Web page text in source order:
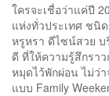
ใครจะเชื่อว่าแค่ปี
แห่งทั่วประเทศ ชนิ
หรูหรา ดีไซน์สวย บ
ดี ที่ให้ความรู้สึกรา
หมุดไว้พักผ่อน ไม่ว่
แบบ Family